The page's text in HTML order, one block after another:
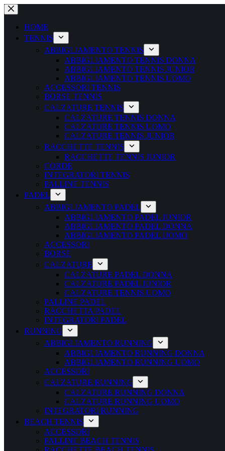
Salta
al
contenutoHOME
TENNIS
ABBIGLIAMENTO TENNIS
ABBIGLIAMENTO TENNIS DONNA
ABBIGLIAMENTO TENNIS JUNIOR
ABBIGLIAMENTO TENNIS UOMO
ACCESSORI TENNIS
BORSE TENNIS
CALZATURE TENNIS
CALZATURE TENNIS DONNA
CALZATURE TENNIS UOMO
CALZATURE TENNIS JUNIOR
RACCHETTE TENNIS
RACCHETTE TENNIS JUNIOR
CORDE
INTEGRATORI TENNIS
PALLINE TENNIS
PADEL
ABBIGLIAMENTO PADEL
ABBIGLIAMENTO PADEL JUNIOR
ABBIGLIAMENTO PADEL DONNA
ABBIGLIAMENTO PADEL UOMO
ACCESSORI
BORSE
CALZATURE
CALZATURE PADEL DONNA
CALZATURE PADEL JUNIOR
CALZATURE TENNIS UOMO
PALLINE PADEL
RACCHETTA PADEL
INTEGRATORI PADEL
RUNNING
ABBIGLIAMENTO RUNNING
ABBIGLIAMENTO RUNNING DONNA
ABBIGLIAMENTO RUNNING UOMO
ACCESSORI
CALZATURE RUNNING
CALZATURE RUNNING DONNA
CALZATURE RUNNING UOMO
INTEGRATORI RUNNING
BEACH TENNIS
ACCESSORI
PALLINE BEACH TENNIS